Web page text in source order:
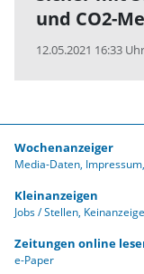
und CO2-
12.05.2021 16:33 Uhr
Wochenanzeiger
Media-Daten Impressum
Kleinanzeigen
Jobs / Stellen
Zeitungen online
e-Paper